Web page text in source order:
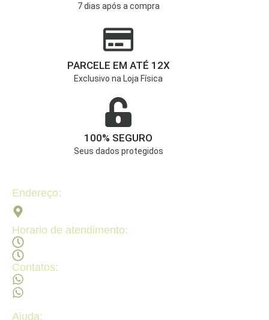
7 dias após a compra
PARCELE EM ATÉ 12X
Exclusivo na Loja Física
100% SEGURO
Seus dados protegidos
Endereço:
Horario de atendimento:
Contatos:
Ajuda: